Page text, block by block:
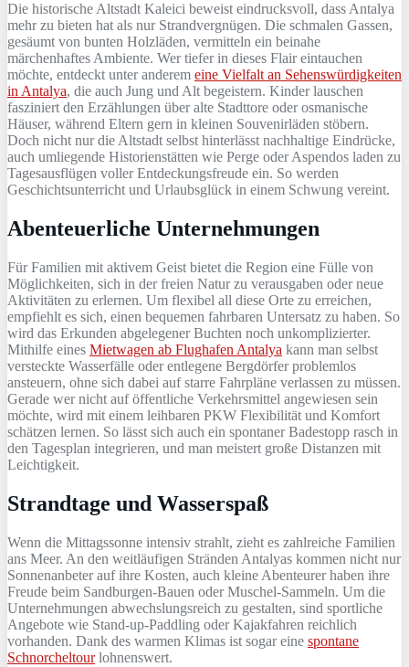
Die historische Altstadt Kaleici beweist eindrucksvoll, dass Antalya
mehr zu bieten hat als nur Strandvergnügen. Die schmalen Gassen,
gesäumt von bunten Holzläden, vermitteln ein beinahe
märchenhaftes Ambiente. Wer tiefer in dieses Flair eintauchen
möchte, entdeckt unter anderem eine Vielfalt an Sehenswürdigkeiten
in Antalya, die auch Jung und Alt begeistern. Kinder lauschen
fasziniert den Erzählungen über alte Stadttore oder osmanische
Häuser, während Eltern gern in kleinen Souvenirläden stöbern.
Doch nicht nur die Altstadt selbst hinterlässt nachhaltige Eindrücke,
auch umliegende Historienstätten wie Perge oder Aspendos laden zu
Tagesausflügen voller Entdeckungsfreude ein. So werden
Geschichtsunterricht und Urlaubsglück in einem Schwung vereint.
Abenteuerliche Unternehmungen
Für Familien mit aktivem Geist bietet die Region eine Fülle von
Möglichkeiten, sich in der freien Natur zu verausgaben oder neue
Aktivitäten zu erlernen. Um flexibel all diese Orte zu erreichen,
empfiehlt es sich, einen bequemen fahrbaren Untersatz zu haben. So
wird das Erkunden abgelegener Buchten noch unkomplizierter.
Mithilfe eines Mietwagen ab Flughafen Antalya kann man selbst
versteckte Wasserfälle oder entlegene Bergdörfer problemlos
ansteuern, ohne sich dabei auf starre Fahrpläne verlassen zu müssen.
Gerade wer nicht auf öffentliche Verkehrsmittel angewiesen sein
möchte, wird mit einem leihbaren PKW Flexibilität und Komfort
schätzen lernen. So lässt sich auch ein spontaner Badestopp rasch in
den Tagesplan integrieren, und man meistert große Distanzen mit
Leichtigkeit.
Strandtage und Wasserspaß
Wenn die Mittagssonne intensiv strahlt, zieht es zahlreiche Familien
ans Meer. An den weitläufigen Stränden Antalyas kommen nicht nur
Sonnenanbeter auf ihre Kosten, auch kleine Abenteurer haben ihre
Freude beim Sandburgen-Bauen oder Muschel-Sammeln. Um die
Unternehmungen abwechslungsreich zu gestalten, sind sportliche
Angebote wie Stand-up-Paddling oder Kajakfahren reichlich
vorhanden. Dank des warmen Klimas ist sogar eine spontane
Schnorcheltourlohnenswert.